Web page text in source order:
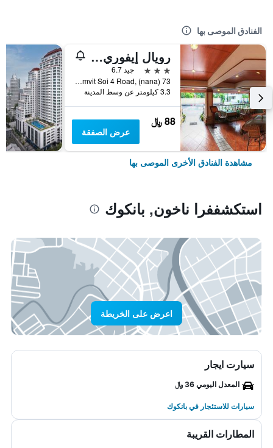
الفنادق الموصى بها
رويال إيفوري سوكومفيت نانا
3 نجوم
جيد 6.7
73 Sukhumvit Soi 4 Road, (nana), بانكوك, تايلاند
3.3 كيلومتر عن وسط المدينة
88 ﷼
عرض الصفقة
مشاهدة الفنادق الأخرى الموصى بها
استكشففرا ناخون, بانكوك
اعرض على الخريطة
سيارت ايجار
المعدل اليومي 36 ﷼
سيارات للاستئجار في بانكوك
المطارات القريبة